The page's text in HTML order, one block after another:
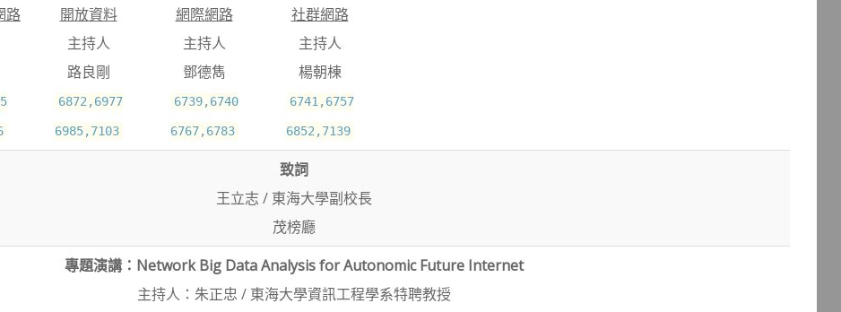
路
開放資料
主持人
路良剛
6872,6977
6985,7103
網際網路
主持人
鄧德雋
6739,6740
6767,6783
社群網路
主持人
楊朝棟
6741,6757
6852,7139
致詞
王立志 / 東海大學副校長
茂榜廳
專題演講：Network Big Data Analysis for Autonomic Future Internet
主持人：朱正忠 / 東海大學資訊工程學系特聘教授